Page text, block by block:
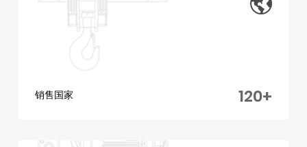
销售国家 120+